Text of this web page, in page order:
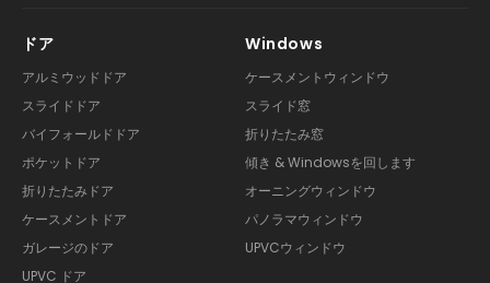
ドア
アルミウッドドア
スライドドア
バイフォールドドア
ポケットドア
折りたたみドア
ケースメントドア
ガレージのドア
UPVC ドア
Windows
ケースメントウィンドウ
スライド窓
折りたたみ窓
傾き & Windowsを回します
オーニングウィンドウ
パノラマウィンドウ
UPVCウィンドウ